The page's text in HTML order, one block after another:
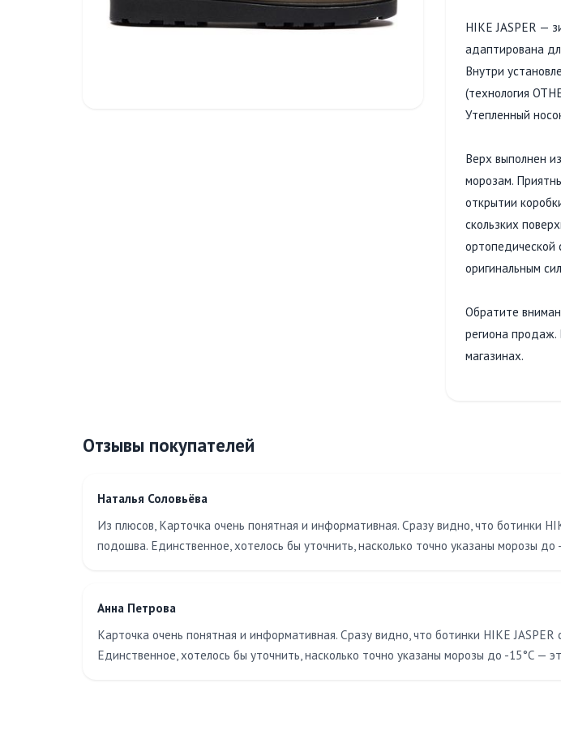
HIKE JASPER —
адаптирована
Внутри
(технология
Утепленный
Верх выполнен
морозам.
открытии
скользких
ортопедической
оригинальным
Обратите
региона продаж.
магазинах.
Отзывы покупателей
Наталья Соловьёва
Из плюсов, Карточка очень понятная и информативная. Сразу видно, что ботинки
подошва. Единственное, хотелось бы уточнить, насколько точно указаны морозы
Анна Петрова
Карточка очень понятная и информативная. Сразу видно, что ботинки HIKE
Единственное, хотелось бы уточнить, насколько точно указаны морозы до -15°C —